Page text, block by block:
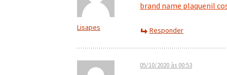
Lisapes
brand name plaquenil
Responder
05/10/2020 às 00:53